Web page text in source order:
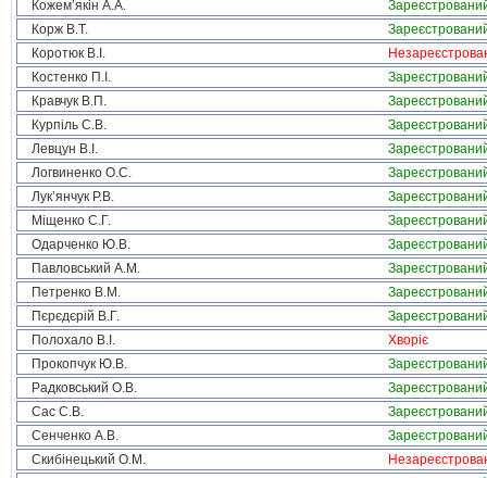
Кожем’якін А.А.
Корж В.Т.
Коротюк В.І.
Костенко П.І.
Кравчук В.П.
Курпіль С.В.
Левцун В.І.
Логвиненко О.С.
Лук’янчук Р.В.
Міщенко С.Г.
Одарченко Ю.В.
Павловський А.М.
Петренко В.М.
Пєрєдєрій В.Г.
Полохало В.І.
Хворіє
Прокопчук Ю.В.
Радковський О.В.
Сас С.В.
Сенченко А.В.
Скибінецький О.М.